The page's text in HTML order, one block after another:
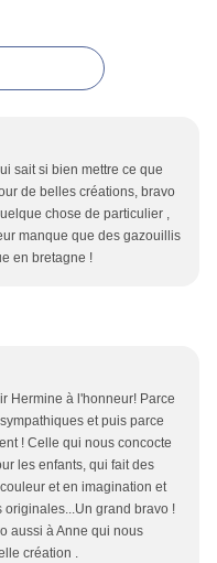
sait si bien mettre ce que
de belles créations, bravo
chose de particulier ,
manque que des gazouillis
en bretagne !
Hermine à l'honneur! Parce
et puis parce
! Celle qui nous concocte
les enfants, qui fait des
et en imagination et
grand bravo !
aussi à Anne qui nous
création .